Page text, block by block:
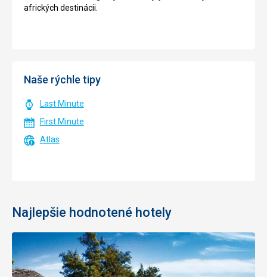
afrických destinácii.
Naše rýchle tipy
Last Minute
First Minute
Atlas
Najlepšie hodnotené hotely